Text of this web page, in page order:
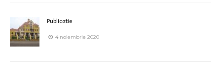
Publicatie
4 noiembrie 2020